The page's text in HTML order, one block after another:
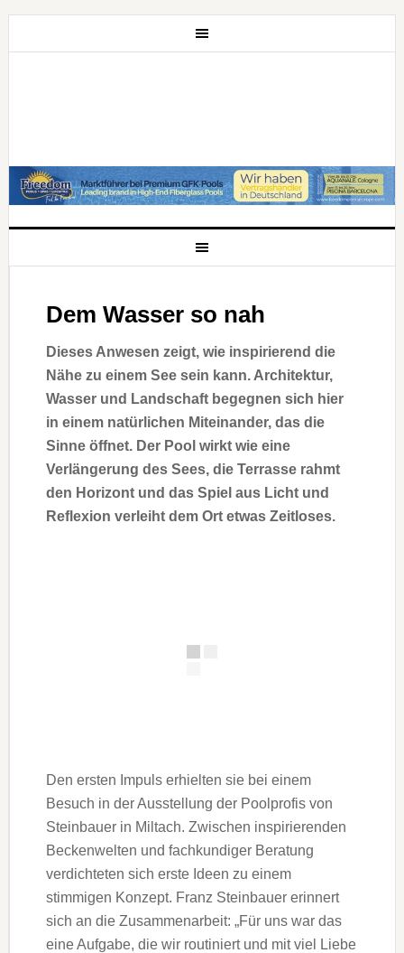
Dem Wasser so nah
Dieses Anwesen zeigt, wie inspirierend die
Nähe zu einem See sein kann. Architektur,
Wasser und Landschaft begegnen sich hier
in einem natürlichen Miteinander, das die
Sinne öffnet. Der Pool wirkt wie eine
Verlängerung des Sees, die Terrasse rahmt
den Horizont und das Spiel aus Licht und
Reflexion verleiht dem Ort etwas Zeitloses.
Den ersten Impuls erhielten sie bei einem
Besuch in der Ausstellung der Poolprofis von
Steinbauer in Miltach. Zwischen inspirierenden
Beckenwelten und fachkundiger Beratung
verdichteten sich erste Ideen zu einem
stimmigen Konzept. Franz Steinbauer erinnert
sich an die Zusammenarbeit: „Für uns war das
eine Aufgabe, die wir routiniert und mit viel Liebe